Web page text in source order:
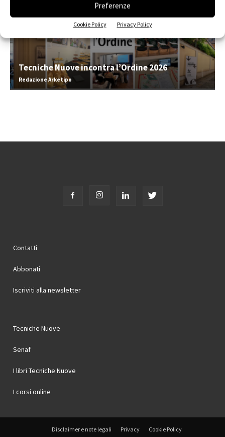
Preferenze
Cookie Policy Privacy Policy
Tecniche Nuove incontra l’Ordine 2026
Redazione Arketipo
Contatti
Abbonati
Iscriviti alla newsletter
Tecniche Nuove
Senaf
I libri Tecniche Nuove
I corsi online
Disclaimer e note legali Privacy Cookie Policy